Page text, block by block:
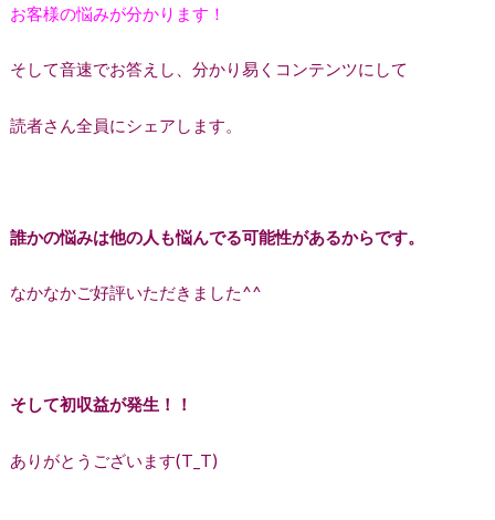
お客様の悩みが分かります！
そして音速でお答えし、分かり易くコンテンツにして
読者さん全員にシェアします。
誰かの悩みは他の人も悩んでる可能性があるからです。
なかなかご好評いただきました^^
そして初収益が発生！！
ありがとうございます(T_T)